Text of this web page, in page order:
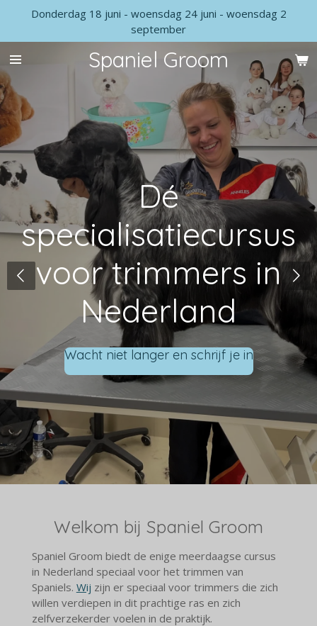
naar
de
hoofdinhoud
Spaniel Groom
Donderdag 18 juni - woensdag 24 juni - woensdag 2
september
Dé
specialisatiecursus
voor trimmers in
Nederland
Wacht niet langer en schrijf je in
Welkom bij Spaniel Groom
Spaniel Groom biedt de enige meerdaagse cursus
in Nederland speciaal voor het trimmen van
Spaniels. Wij zijn er speciaal voor trimmers die zich
willen verdiepen in dit prachtige ras en zich
zelfverzekerder voelen in de praktijk.